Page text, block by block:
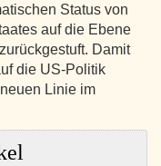
Status von
auf die Ebene
Damit
die US-Politik
Linie im